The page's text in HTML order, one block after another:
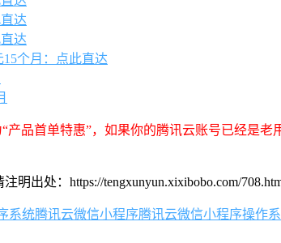
达
达
15个月：点此直达
产品首单特惠”，如果你的腾讯云账号已经是老
明出处：https://tengxunyun.xixibobo.com/
系统腾讯云微信小程序腾讯云微信小程序操作